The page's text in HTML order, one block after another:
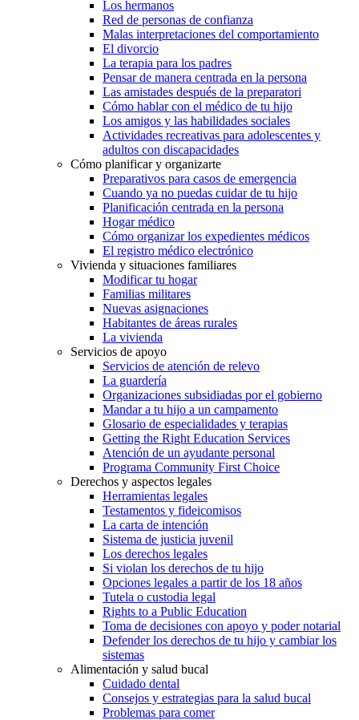
Estar en contacto con otros padres de familia
Los adolescentes
Los hermanos
Red de personas de confianza
Malas interpretaciones del comportamiento
El divorcio
La terapia para los padres
Pensar de manera centrada en la persona
Las amistades después de la preparatori
Cómo hablar con el médico de tu hijo
Los amigos y las habilidades sociales
Actividades recreativas para adolescentes y
adultos con discapacidades
Cómo planificar y organizarte
Preparativos para casos de emergencia
Cuando ya no puedas cuidar de tu hijo
Planificación centrada en la persona
Hogar médico
Cómo organizar los expedientes médicos
El registro médico electrónico
Vivienda y situaciones familiares
Modificar tu hogar
Familias militares
Nuevas asignaciones
Habitantes de áreas rurales
La vivienda
Servicios de apoyo
Servicios de atención de relevo
La guardería
Organizaciones subsidiadas por el gobierno
Mandar a tu hijo a un campamento
Glosario de especialidades y terapias
Getting the Right Education Services
Atención de un ayudante personal
Programa Community First Choice
Derechos y aspectos legales
Herramientas legales
Testamentos y fideicomisos
La carta de intención
Sistema de justicia juvenil
Los derechos legales
Si violan los derechos de tu hijo
Opciones legales a partir de los 18 años
Tutela o custodia legal
Rights to a Public Education
Toma de decisiones con apoyo y poder notarial
Defender los derechos de tu hijo y cambiar los
sistemas
Alimentación y salud bucal
Cuidado dental